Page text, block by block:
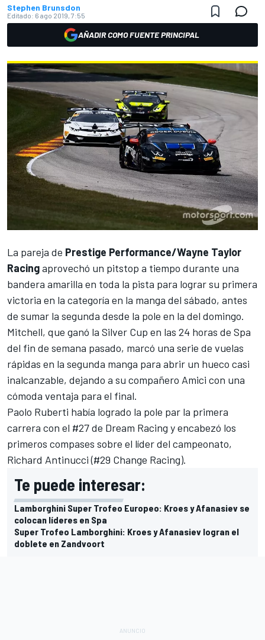
Stephen Brunsdon
Editado: 6 ago 2019, 7:55
AÑADIR COMO FUENTE PRINCIPAL
La pareja de Prestige Performance/Wayne Taylor
Racingaprovechó un pitstop a tiempo durante una
bandera amarilla en toda la pista para lograr su primera
victoria en la categoría en la manga del sábado, antes
de sumar la segunda desde la pole en la del domingo.
Mitchell, que ganó la Silver Cup en las 24 horas de Spa
del fin de semana pasado, marcó una serie de vuelas
rápidas en la segunda manga para abrir un hueco casi
inalcanzable, dejando a su compañero Amici con una
cómoda ventaja para el final.
Paolo Ruberti había logrado la pole par la primera
carrera con el #27 de Dream Racing y encabezó los
primeros compases sobre el líder del campeonato,
Richard Antinucci(#29 Change Racing).
Te puede interesar:
Lamborghini Super Trofeo Europeo: Kroes y Afanasiev se
colocan líderes en Spa
Super Trofeo Lamborghini: Kroes y Afanasiev logran el
doblete en Zandvoort